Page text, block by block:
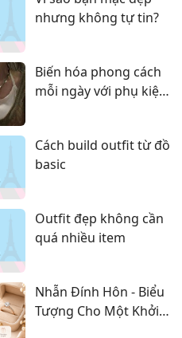
nhưng không tự tin?
Biến hóa phong cách
mỗi ngày với phụ kiện
Cách build outfit từ đồ
basic
Outfit đẹp không cần
quá nhiều item
Nhẫn Đính Hôn - Biểu
Tượng Cho Một Khởi